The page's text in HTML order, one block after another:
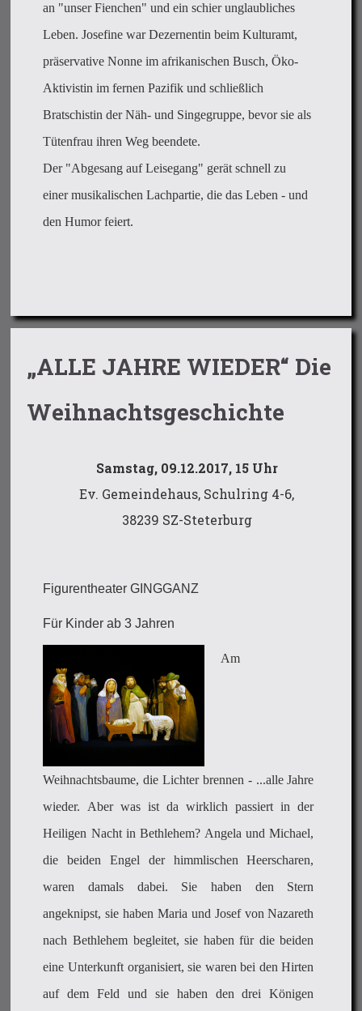
an "unser Fienchen" und ein schier unglaubliches
Leben. Josefine war Dezernentin beim Kulturamt,
präservative Nonne im afrikanischen Busch, Öko-
Aktivistin im fernen Pazifik und schließlich
Bratschistin der Näh- und Singegruppe, bevor sie als
Tütenfrau ihren Weg beendete.
Der "Abgesang auf Leisegang" gerät schnell zu
einer musikalischen Lachpartie, die das Leben - und
den Humor feiert.
„ALLE JAHRE WIEDER“ Die
Weihnachtsgeschichte
Samstag, 09.12.2017, 15 Uhr
Ev. Gemeindehaus, Schulring 4-6,
38239 SZ-Steterburg
Figurentheater GINGGANZ
Für Kinder ab 3 Jahren
Am
Weihnachtsbaume, die Lichter brennen - ...alle Jahre
wieder. Aber was ist da wirklich passiert in der
Heiligen Nacht in Bethlehem? Angela und Michael,
die beiden Engel der himmlischen Heerscharen,
waren damals dabei. Sie haben den Stern
angeknipst, sie haben Maria und Josef von Nazareth
nach Bethlehem begleitet, sie haben für die beiden
eine Unterkunft organisiert, sie waren bei den Hirten
auf dem Feld und sie haben den drei Königen